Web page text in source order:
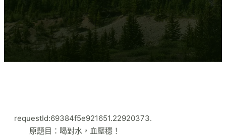
requestId:69384f5e921651.22920373.
原題目：喝對水，血壓穩！